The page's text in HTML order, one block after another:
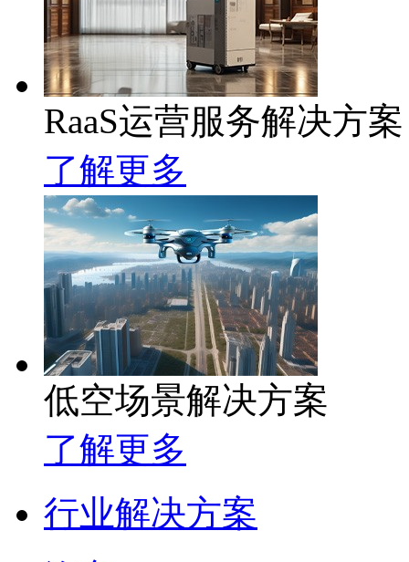
RaaS运营服务解决方案
了解更多
低空场景解决方案
了解更多
行业解决方案